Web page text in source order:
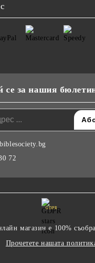
се за нашия
72
GDPR
магазин е 100%
Прочетете нашата